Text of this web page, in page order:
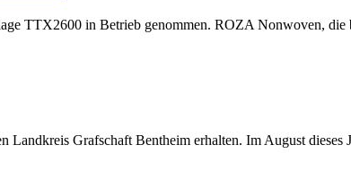
TTX2600 in Betrieb genommen. ROZA Nonwoven, die
Grafschaft Bentheim erhalten. Im August dieses